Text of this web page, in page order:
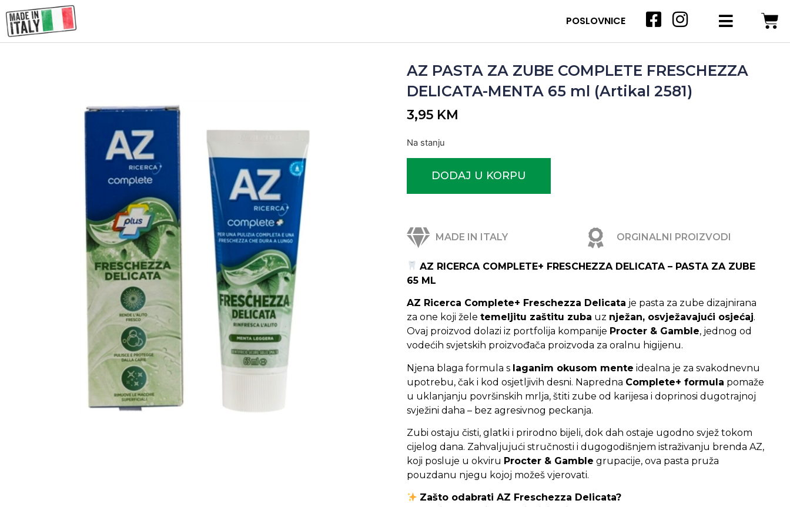
POSLOVNICE
AZ PASTA ZA ZUBE COMPLETE FRESCHEZZA
DELICATA-MENTA 65 ml (Artikal 2581)
3,95 KM
Na stanju
DODAJ U KORPU
MADE IN ITALY ORGINALNI PROIZVODI
AZ RICERCA COMPLETE+ FRESCHEZZA DELICATA – PASTA ZA ZUBE
65 ML
AZ Ricerca Complete+ Freschezza Delicata je pasta za zube dizajnirana
za one koji žele temeljitu zaštitu zuba uz nježan, osvježavajući osjećaj.
Ovaj proizvod dolazi iz portfolija kompanije Procter & Gamble, jednog od
vodećih svjetskih proizvođača proizvoda za oralnu higijenu.
Njena blaga formula s laganim okusom mente idealna je za svakodnevnu
upotrebu, čak i kod osjetljivih desni. Napredna Complete+ formula pomaže
u uklanjanju površinskih mrlja, štiti zube od karijesa i doprinosi dugotrajnoj
svježini daha – bez agresivnog peckanja.
Zubi ostaju čisti, glatki i prirodno bijeli, dok dah ostaje ugodno svjež tokom
cijelog dana. Zahvaljujući stručnosti i dugogodišnjem istraživanju brenda AZ,
koji posluje u okviru Procter & Gamble grupacije, ova pasta pruža
pouzdanu njegu kojoj možeš vjerovati.
Zašto odabrati AZ Freschezza Delicata?